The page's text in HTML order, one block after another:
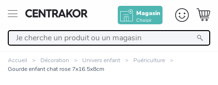
Magasin
Choisir
Accueil Décoration Univers enfant
Puériculture
Gourde enfant chat rose 7x16.5x8cm